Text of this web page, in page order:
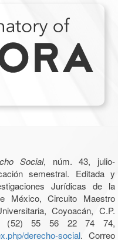
Social, núm. 43, julio-
semestral. Editada y
Jurídicas de la
México, Circuito Maestro
Coyoacán, C.P.
(52) 55 56 22 74 74,
derecho-social. Correo